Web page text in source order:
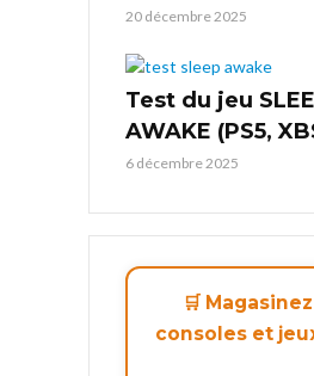
20 décembre 2025
Test du jeu
AWAKE (PS5,
6 décembre 2025
🛒
consoles et